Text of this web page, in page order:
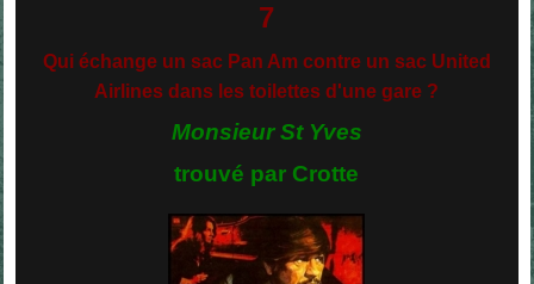
7
Qui échange un sac Pan Am contre un sac United
Airlines dans les toilettes d'une gare ?
Monsieur St Yves
trouvé par Crotte